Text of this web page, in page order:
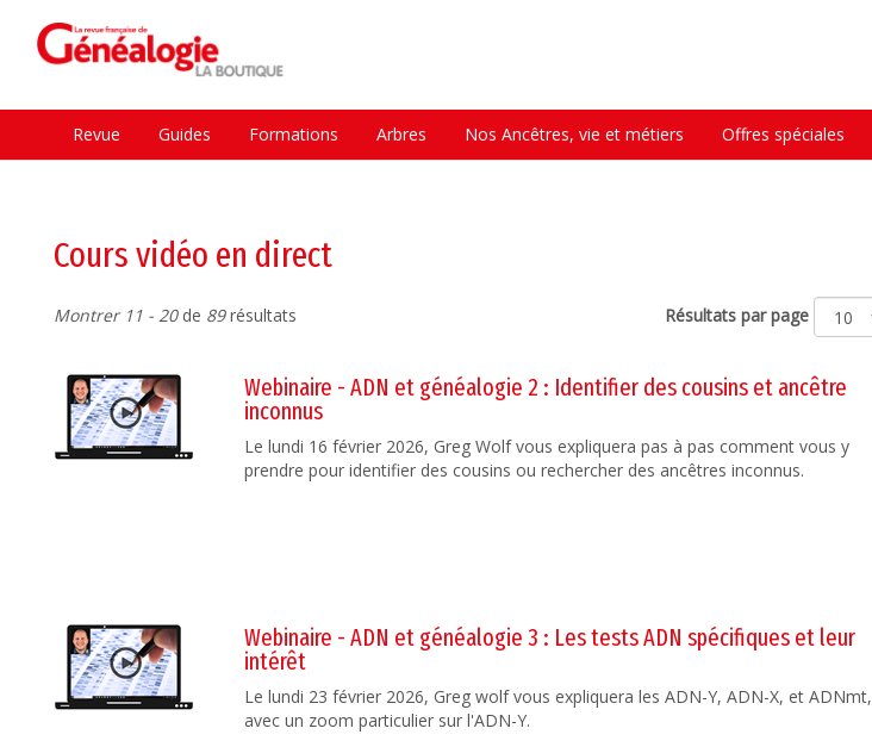
Revue Guides Formations Arbres Nos Ancêtres, vie et métiers Offres spéciales
Cours vidéo en direct
Montrer 11 - 20de 89résultats Résultats par page
Webinaire - ADN et généalogie 2 : Identifier des cousins et ancêtre
inconnus
Le lundi 16 février 2026, Greg Wolf vous expliquera pas à pas comment vous y
prendre pour identifier des cousins ou rechercher des ancêtres inconnus.
Webinaire - ADN et généalogie 3 : Les tests ADN spécifiques et leur
intérêt
Le lundi 23 février 2026, Greg wolf vous expliquera les ADN-Y, ADN-X, et ADNmt,
avec un zoom particulier sur l'ADN-Y.